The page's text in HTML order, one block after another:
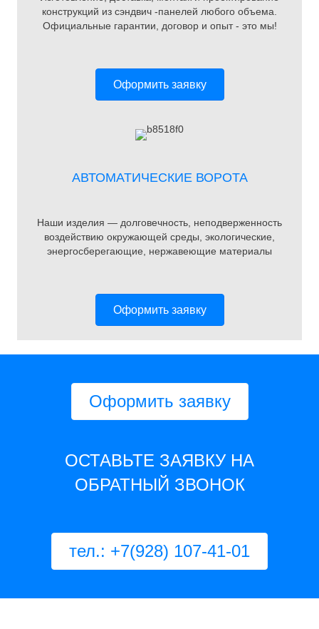
конструкций из сэндвич -панелей любого объема.
Официальные гарантии, договор и опыт - это мы!
Оформить заявку
АВТОМАТИЧЕСКИЕ ВОРОТА
Наши изделия — долговечность, неподверженность
воздействию окружающей среды, экологические,
энергосберегающие, нержавеющие материалы
Оформить заявку
Оформить заявку
ОСТАВЬТЕ ЗАЯВКУ НА
ОБРАТНЫЙ ЗВОНОК
тел.: +7(928) 107-41-01